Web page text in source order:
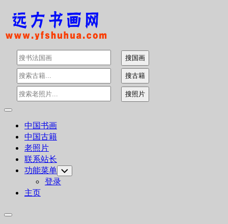
Skip
content
Expand
中国书画
中国古籍
老照片
联系站长
功能菜单 Toggle
Child
Menu
登录
主页
Expand